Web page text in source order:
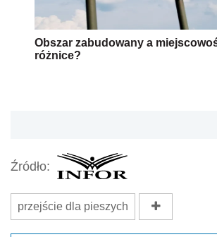
Obszar zabudowany a
różnice?
Źródło:
przejście dla pieszych